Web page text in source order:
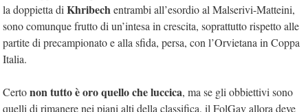
la doppietta diKhribechentrambi all’esordio al Malserivi-Matteini,
sono comunque frutto di un’intesa in crescita, soprattutto rispetto alle
partite di precampionato e alla sfida, persa, con l’Orvietana in Coppa
Italia.
Certonon tutto è oro quello che luccica, ma se gli obbiettivi sono
quelli di rimanere nei piani alti della classifica, il FolGav allora deve